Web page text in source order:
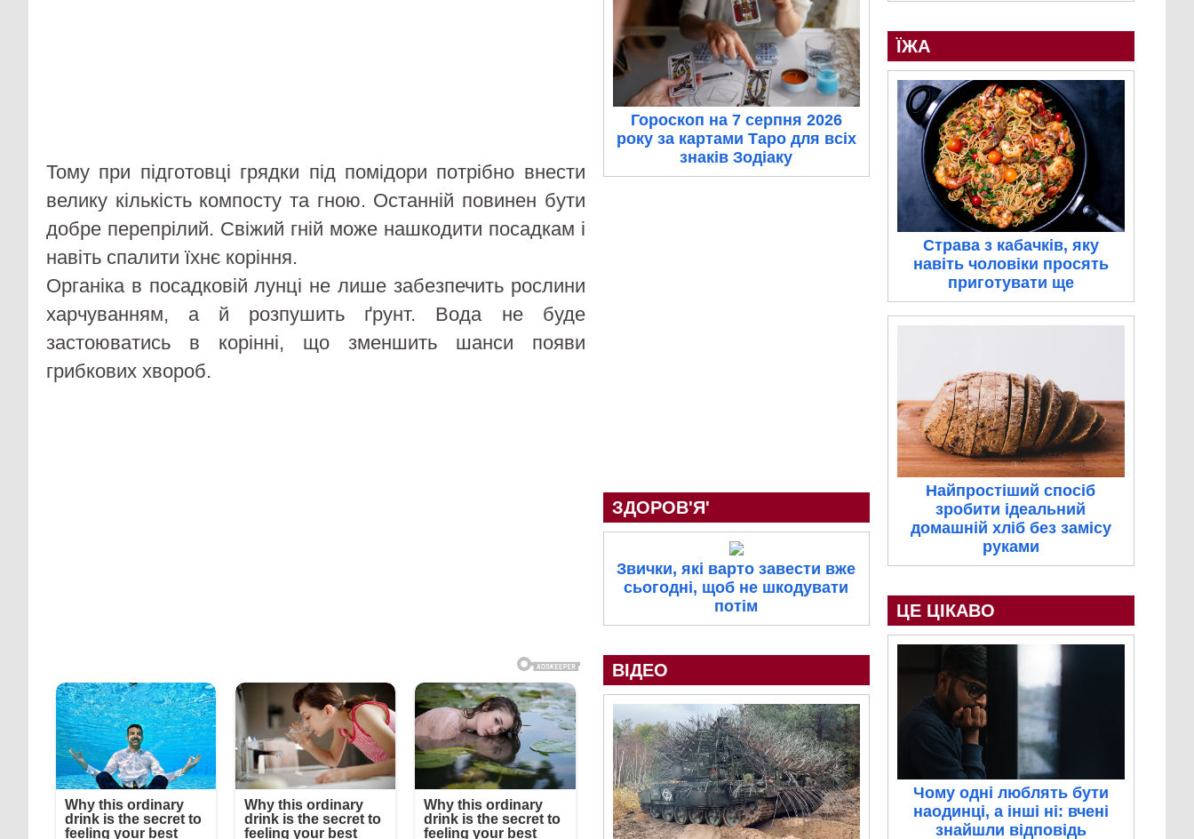
Тому при підготовці грядки під помідори потрібно внести
велику кількість компосту та гною. Останній повинен бути
добре перепрілий. Свіжий гній може нашкодити посадкам і
навіть спалити їхнє коріння.
Органіка в посадковій лунці не лише забезпечить рослини
харчуванням, а й розпушить ґрунт. Вода не буде
застоюватись в корінні, що зменшить шанси появи
грибкових хвороб.
Гороскоп на 7 серпня 2026
року за картами Таро для всіх
знаків Зодіаку
ЗДОРОВ'Я'
Звички, які варто завести вже
сьогодні, щоб не шкодувати
потім
ВІДЕО
ЇЖА
Страва з кабачків, яку
навіть чоловіки просять
приготувати ще
Найпростіший спосіб
зробити ідеальний
домашній хліб без замісу
руками
ЦЕ ЦІКАВО
Чому одні люблять бути
наодинці, а інші ні: вчені
знайшли відповідь